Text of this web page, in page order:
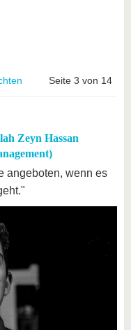
Seite 3 von 14
Zeyn Hassan
angeboten, wenn es